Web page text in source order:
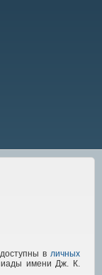
в личных
имени Дж. К.